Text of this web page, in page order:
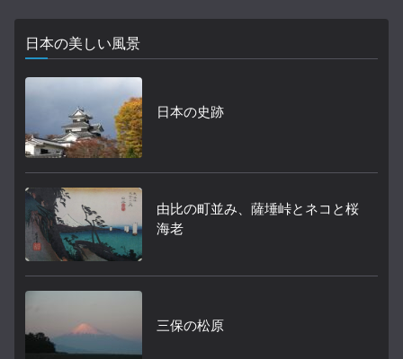
日本の美しい風景
日本の史跡
由比の町並み、薩埵峠とネコと桜
海老
三保の松原